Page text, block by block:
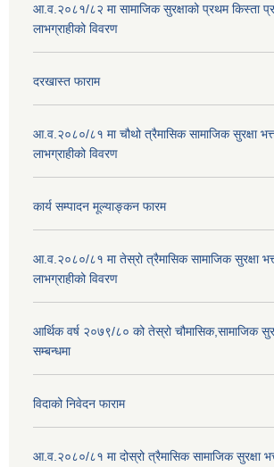
आ.व.२०८१/८२ मा सामाजिक सुरक्षाको प्रथम किस्ता
लाभग्राहीको विवरण
दरखास्त फाराम
आ.व.२०८०/८१ मा चौथो त्रैमासिक सामाजिक सुरक्षा
लाभग्राहीको विवरण
कार्य सम्पादन मूल्याङ्कन फारम
आ.व.२०८०/८१ मा तेस्रो त्रैमासिक सामाजिक सुरक्षा
लाभग्राहीको विवरण
आर्थिक वर्ष २०७९/८० को तेस्रो चौमासिक,सामाजिक
सम्बन्धमा
विदाको निवेदन फाराम
आ.व.२०८०/८१ मा दोस्रो त्रैमासिक सामाजिक सुरक्षा